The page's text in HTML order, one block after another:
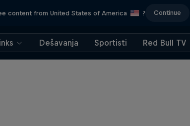
content from United States of America ? Continue
Dešavanja Sportisti Red Bull TV